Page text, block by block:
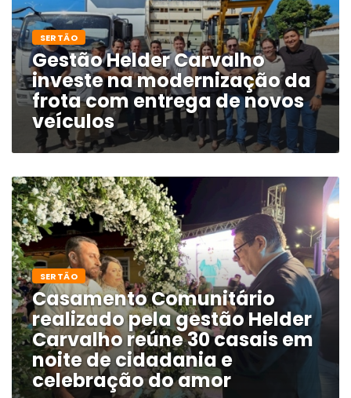
SERTÃO
Gestão Helder Carvalho
investe na modernização da
frota com entrega de novos
veículos
SERTÃO
Casamento Comunitário
realizado pela gestão Helder
Carvalho reúne 30 casais em
noite de cidadania e
celebração do amor